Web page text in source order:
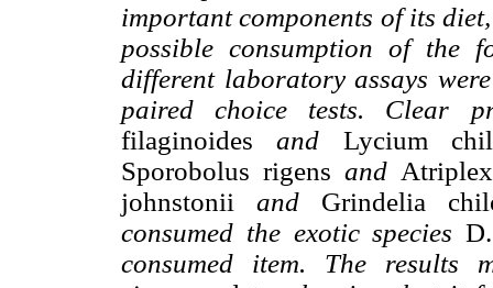
important components of its
possible consumption of the
different laboratory assays
paired choice tests. Clear
filaginoides and Lycium
Sporobolus rigens and
johnstonii and Grindelia
consumed the exotic species
consumed item. The results